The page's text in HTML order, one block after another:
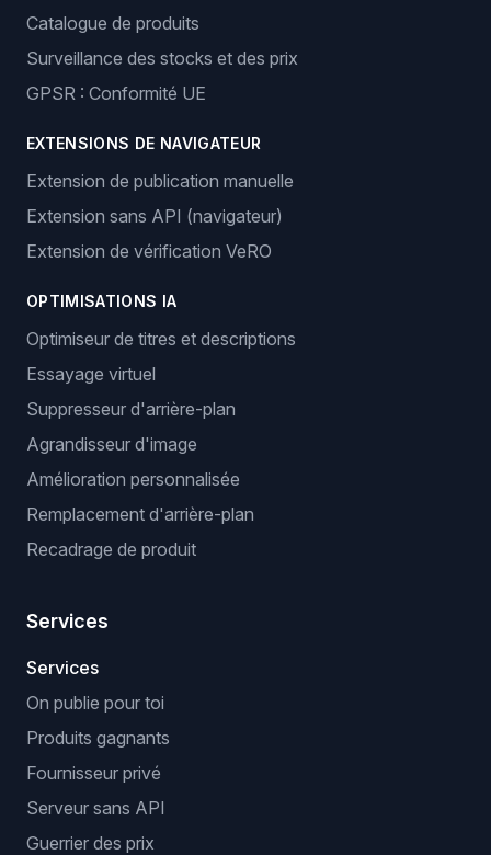
Catalogue de produits
Surveillance des stocks et des prix
GPSR : Conformité UE
EXTENSIONS DE NAVIGATEUR
Extension de publication manuelle
Extension sans API (navigateur)
Extension de vérification VeRO
OPTIMISATIONS IA
Optimiseur de titres et descriptions
Essayage virtuel
Suppresseur d'arrière-plan
Agrandisseur d'image
Amélioration personnalisée
Remplacement d'arrière-plan
Recadrage de produit
Services
Services
On publie pour toi
Produits gagnants
Fournisseur privé
Serveur sans API
Guerrier des prix